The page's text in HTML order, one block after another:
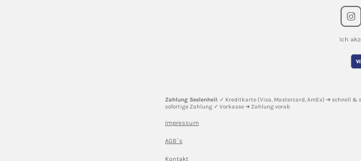
I
n
s
a
g
Ich
Zahlung Seelenheil: ✓ Kreditkarte (Visa, Mastercard, AmEx) ➔ schnell
sofortige Zahlung ✓ Vorkasse ➔ Zahlung vorab
Impressum
AGB´s
Kontakt